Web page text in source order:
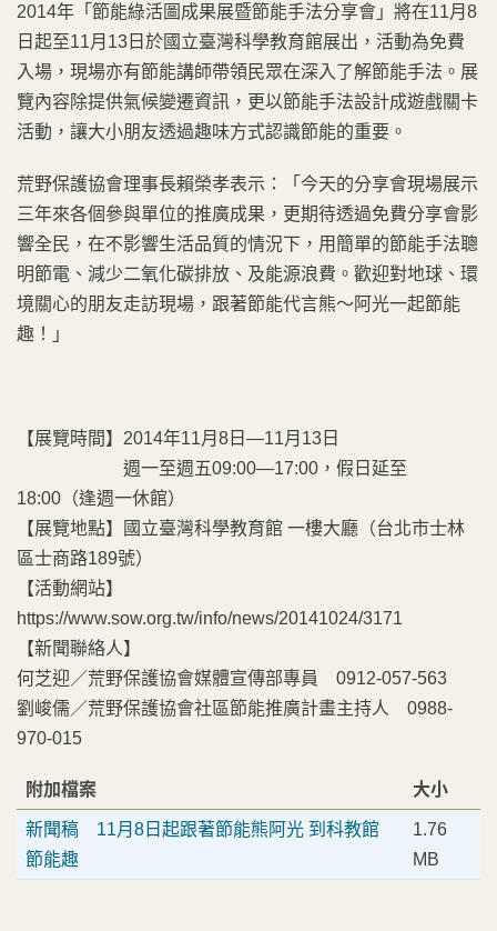
2014年「節能綠活圖成果展暨節能手法分享會」將在11月8
日起至11月13日於國立臺灣科學教育館展出，活動為免費
入場，現場亦有節能講師帶領民眾在深入了解節能手法。展
覽內容除提供氣候變遷資訊，更以節能手法設計成遊戲關卡
活動，讓大小朋友透過趣味方式認識節能的重要。
荒野保護協會理事長賴榮孝表示：「今天的分享會現場展示
三年來各個參與單位的推廣成果，更期待透過免費分享會影
響全民，在不影響生活品質的情況下，用簡單的節能手法聰
明節電、減少二氧化碳排放、及能源浪費。歡迎對地球、環
境關心的朋友走訪現場，跟著節能代言熊～阿光一起節能
趣！」
【展覽時間】2014年11月8日—11月13日
週一至週五09:00—17:00，假日延至
18:00（逢週一休館）
【展覽地點】國立臺灣科學教育館 一樓大廳（台北市士林
區士商路189號）
【活動網站】
https://www.sow.org.tw/info/news/20141024/3171
【新聞聯絡人】
何芝迎／荒野保護協會媒體宣傳部專員 0912-057-563
劉峻儒／荒野保護協會社區節能推廣計畫主持人 0988-
970-015
附加檔案 大小
新聞稿 11月8日起跟著節能熊阿光 到科教館
節能趣
1.76
MB